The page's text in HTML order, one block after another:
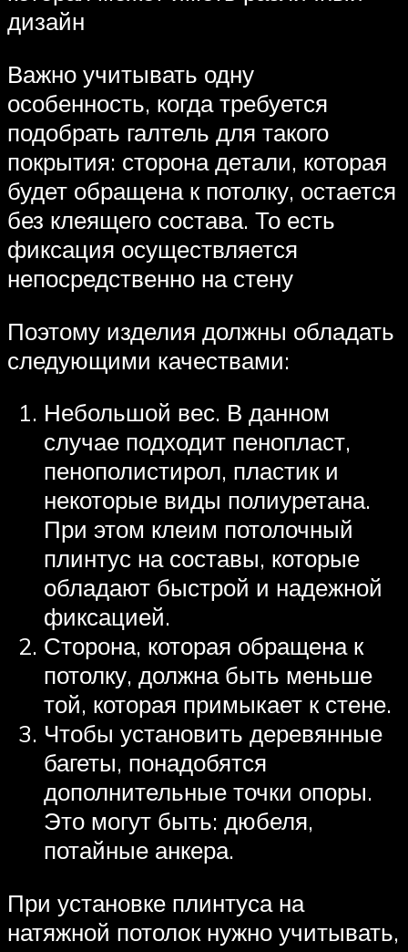
дизайн
Важно учитывать одну
особенность, когда требуется
подобрать галтель для такого
покрытия: сторона детали, которая
будет обращена к потолку, остается
без клеящего состава. То есть
фиксация осуществляется
непосредственно на стену
Поэтому изделия должны обладать
следующими качествами:
Небольшой вес. В данном
случае подходит пенопласт,
пенополистирол, пластик и
некоторые виды полиуретана.
При этом клеим потолочный
плинтус на составы, которые
обладают быстрой и надежной
фиксацией.
Сторона, которая обращена к
потолку, должна быть меньше
той, которая примыкает к стене.
Чтобы установить деревянные
багеты, понадобятся
дополнительные точки опоры.
Это могут быть: дюбеля,
потайные анкера.
При установке плинтуса на
натяжной потолок нужно учитывать,